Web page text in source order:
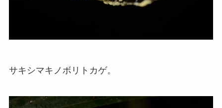
サキシマキノボリトカゲ。